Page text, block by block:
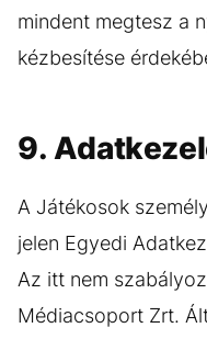
mindent megtesz a
kézbesítése
9.
A Játékosok
jelen Egyedi
Az itt nem
Médiacsoport Zrt.